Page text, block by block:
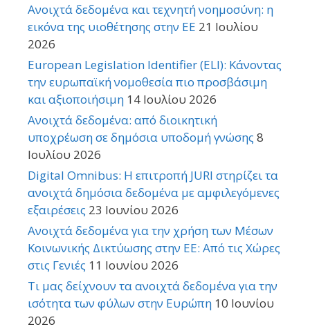
Ανοιχτά δεδομένα και τεχνητή νοημοσύνη: η
εικόνα της υιοθέτησης στην ΕΕ 21 Ιουλίου
2026
European Legislation Identifier (ELI): Κάνοντας
την ευρωπαϊκή νομοθεσία πιο προσβάσιμη
και αξιοποιήσιμη 14 Ιουλίου 2026
Ανοιχτά δεδομένα: από διοικητική
υποχρέωση σε δημόσια υποδομή γνώσης 8
Ιουλίου 2026
Digital Omnibus: Η επιτροπή JURI στηρίζει τα
ανοιχτά δημόσια δεδομένα με αμφιλεγόμενες
εξαιρέσεις 23 Ιουνίου 2026
Ανοιχτά δεδομένα για την χρήση των Μέσων
Κοινωνικής Δικτύωσης στην ΕΕ: Από τις Χώρες
στις Γενιές 11 Ιουνίου 2026
Τι μας δείχνουν τα ανοιχτά δεδομένα για την
ισότητα των φύλων στην Ευρώπη 10 Ιουνίου
2026